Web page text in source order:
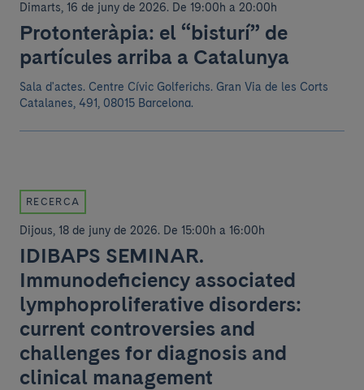
Dimarts, 16 de juny de 2026. De 19:00h a 20:00h
Protonteràpia: el “bisturí” de
partícules arriba a Catalunya
Sala d'actes. Centre Cívic Golferichs. Gran Via de les Corts
Catalanes, 491, 08015 Barcelona.
RECERCA
Dijous, 18 de juny de 2026. De 15:00h a 16:00h
IDIBAPS SEMINAR.
Immunodeficiency associated
lymphoproliferative disorders:
current controversies and
challenges for diagnosis and
clinical management